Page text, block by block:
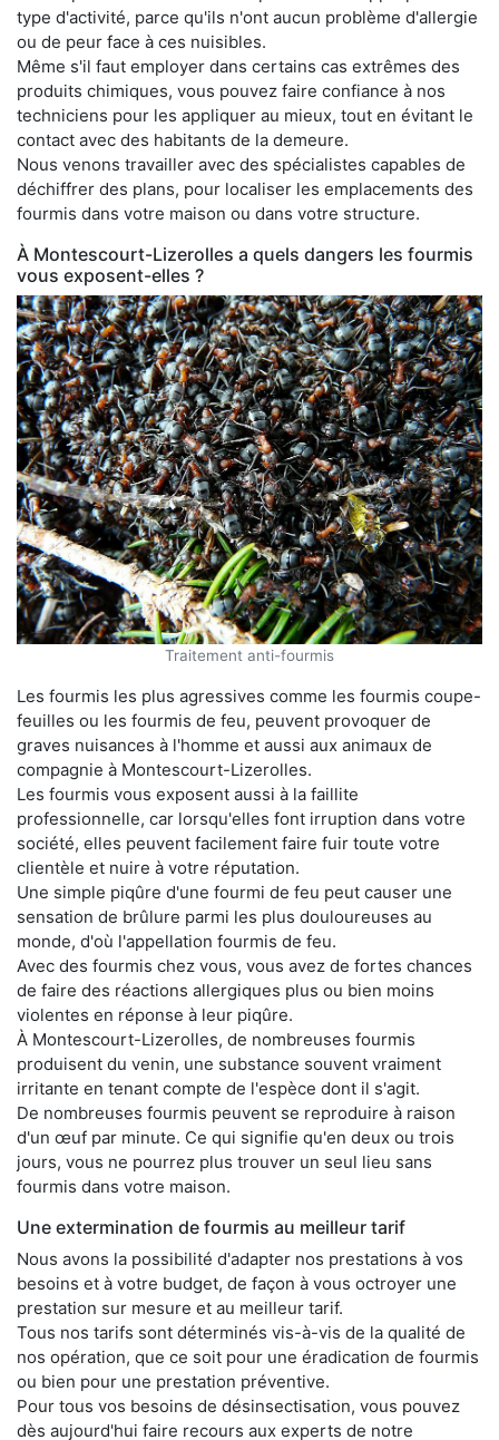
type d'activité, parce qu'ils n'ont aucun problème d'allergie
ou de peur face à ces nuisibles.
Même s'il faut employer dans certains cas extrêmes des
produits chimiques, vous pouvez faire confiance à nos
techniciens pour les appliquer au mieux, tout en évitant le
contact avec des habitants de la demeure.
Nous venons travailler avec des spécialistes capables de
déchiffrer des plans, pour localiser les emplacements des
fourmis dans votre maison ou dans votre structure.
À Montescourt-Lizerolles a quels dangers les fourmis
vous exposent-elles ?
Traitement anti-fourmis
Les fourmis les plus agressives comme les fourmis coupe-
feuilles ou les fourmis de feu, peuvent provoquer de
graves nuisances à l'homme et aussi aux animaux de
compagnie à Montescourt-Lizerolles.
Les fourmis vous exposent aussi à la faillite
professionnelle, car lorsqu'elles font irruption dans votre
société, elles peuvent facilement faire fuir toute votre
clientèle et nuire à votre réputation.
Une simple piqûre d'une fourmi de feu peut causer une
sensation de brûlure parmi les plus douloureuses au
monde, d'où l'appellation fourmis de feu.
Avec des fourmis chez vous, vous avez de fortes chances
de faire des réactions allergiques plus ou bien moins
violentes en réponse à leur piqûre.
À Montescourt-Lizerolles, de nombreuses fourmis
produisent du venin, une substance souvent vraiment
irritante en tenant compte de l'espèce dont il s'agit.
De nombreuses fourmis peuvent se reproduire à raison
d'un œuf par minute. Ce qui signifie qu'en deux ou trois
jours, vous ne pourrez plus trouver un seul lieu sans
fourmis dans votre maison.
Une extermination de fourmis au meilleur tarif
Nous avons la possibilité d'adapter nos prestations à vos
besoins et à votre budget, de façon à vous octroyer une
prestation sur mesure et au meilleur tarif.
Tous nos tarifs sont déterminés vis-à-vis de la qualité de
nos opération, que ce soit pour une éradication de fourmis
ou bien pour une prestation préventive.
Pour tous vos besoins de désinsectisation, vous pouvez
dès aujourd'hui faire recours aux experts de notre